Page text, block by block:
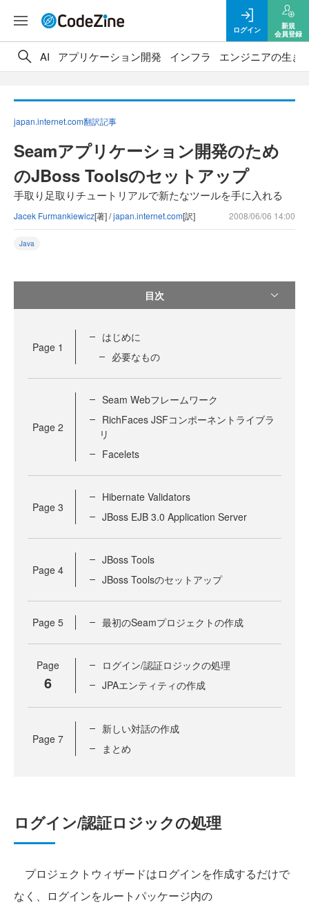
ログイン
新規
会員登録
AI アプリケーション開発 インフラ エンジニアの生き
japan.internet.com翻訳記事
Seamアプリケーション開発のため
のJBoss Toolsのセットアップ
手取り足取りチュートリアルで新たなツールを手に入れる
Jacek Furmankiewicz[著] /japan.internet.com[訳] 2008/06/06 14:00
Java
目次
Page 1
はじめに
必要なもの
Page 2
Seam Webフレームワーク
RichFaces JSFコンポーネントライブラ
リ
Facelets
Page 3
Hibernate Validators
JBoss EJB 3.0 Application Server
Page 4
JBoss Tools
JBoss Toolsのセットアップ
Page 5 最初のSeamプロジェクトの作成
Page
6
ログイン/認証ロジックの処理
JPAエンティティの作成
Page 7
新しい対話の作成
まとめ
ログイン/認証ロジックの処理
プロジェクトウィザードはログインを作成するだけで
なく、ログインをルートパッケージ内の